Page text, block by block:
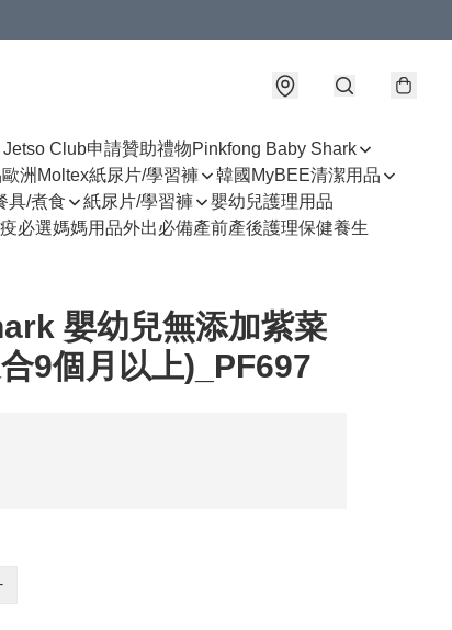
Jetso Club申請贊助禮物Pinkfong Baby Shark
歐洲Moltex紙尿片/學習褲
韓國MyBEE清潔用品
具/煮食 紙尿片/學習褲
嬰幼兒護理用品
必選媽媽用品外出必備產前產後護理保健養生
嬰幼兒無添加紫菜
9個月以上)_PF697